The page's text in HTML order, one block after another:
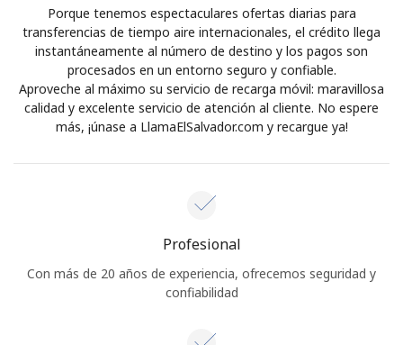
Porque tenemos espectaculares ofertas diarias para
transferencias de tiempo aire internacionales, el crédito llega
instantáneamente al número de destino y los pagos son
procesados en un entorno seguro y confiable.
Aproveche al máximo su servicio de recarga móvil: maravillosa
calidad y excelente servicio de atención al cliente. No espere
más, ¡únase a LlamaElSalvador.com y recargue ya!
Profesional
Con más de 20 años de experiencia, ofrecemos seguridad y
confiabilidad